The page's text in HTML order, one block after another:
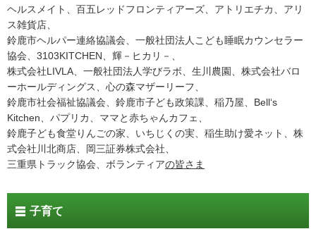
ヘルスメイト、百五レッドフロンティアーズ、アトリエチカ、アリ
ス雑貨店、
鈴鹿市ヘルパー連絡協議会、一般社団法人こども睡眠カウンセラー
協会、3103KITCHEN、輝－ヒカリ－、
株式会社LIVLA、一般社団法人学びラボ、生川農園、株式会社バロ
ーホールディングス、心の森マザーリーフ、
鈴鹿市社会福祉協議会、鈴鹿市子ども政策課、稲乃屋、Bell‘s
Kitchen、パプリカ、ママと赤ちゃんカフェ、
鈴鹿子ども食堂りんごの家、いちじくの実、稲生助け愛ネット、株
式会社川北商店、岡三証券株式会社、
三重県トラック協会、ボランティアの皆さま
子育て